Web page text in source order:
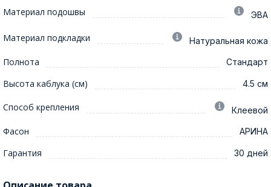
Материал подошвы ЭВА
Материал подкладки Натуральная кожа
Полнота Стандарт
Высота каблука (см) 4.5 см
Способ крепления Клеевой
Фасон АРИНА
Гарантия 30 дней